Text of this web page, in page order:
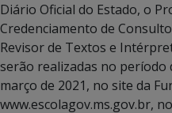
Diário Oficial do Estado, o
Credenciamento de
Revisor de Textos e
serão realizadas no período
março de 2021, no site da
www.escolagov.ms.gov.br,